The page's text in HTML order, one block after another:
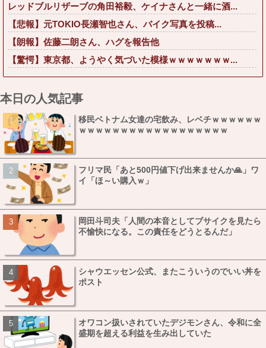
レッドブルリザーブの角田裕毅、ケイナさんと一緒に酒...
【悲報】元TOKIO長瀬智也さん、バイク写真を投稿...
【朗報】佐藤二朗さん、ハグを報告他
【驚愕】東京都、ようやく気づいた模様ｗｗｗｗｗｗｗ...
本日の人気記事
移民ベトナム女達の宅飲み、レベチｗｗｗｗｗｗ
ｗｗｗｗｗｗｗｗｗｗｗｗｗｗｗｗｗｗ
フリマ民「あと500円値下げ出来ませんか🙏」ワ
イ「ほ～い購入ｗ」
岡田斗司夫「人間の本音としてブサイクを見たら
不愉快になる。この責任をどうとるんだ」
シャウエッセン公式、またこういうのでいい丼を
ポスト
オワコン扱いされていたデジモンさん、令和に全
盛期を超える利益を生み出していた